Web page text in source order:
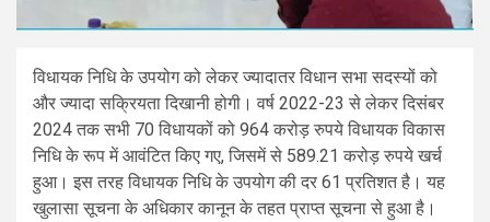
विधायक निधि के उपयोग को लेकर ज्यादातर विधान सभा सदस्यों को
और ज्यादा सक्रियता दिखानी होगी। वर्ष 2022-23 से लेकर दिसंबर
2024 तक सभी 70 विधायकों को 964 करोड़ रुपये विधायक विकास
निधि के रूप में आवंटित किए गए, जिसमें से 589.21 करोड़ रुपये खर्च
हुआ। इस तरह विधायक निधि के उपयोग की दर 61 प्रतिशत है। यह
खुलासा सूचना के अधिकार कानून के तहत प्राप्त सूचना से हुआ है।